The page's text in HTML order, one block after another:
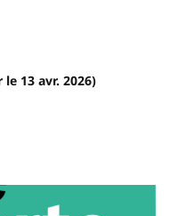
13 avr. 2026)